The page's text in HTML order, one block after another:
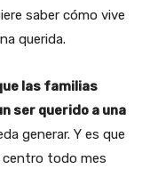
saber cómo vive
querida.
las familias
ser querido a una
generar. Y es que
centro todo mes